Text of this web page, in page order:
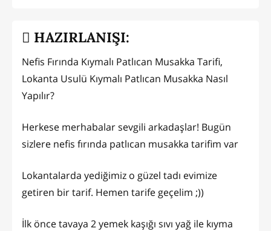
HAZIRLANIŞI:
Nefis Fırında Kıymalı Patlıcan Musakka Tarifi,
Lokanta Usulü Kıymalı Patlıcan Musakka Nasıl
Yapılır?
Herkese merhabalar sevgili arkadaşlar! Bugün
sizlere nefis fırında patlıcan musakka tarifim var
Lokantalarda yediğimiz o güzel tadı evimize
getiren bir tarif. Hemen tarife geçelim ;))
İlk önce tavaya 2 yemek kaşığı sıvı yağ ile kıyma